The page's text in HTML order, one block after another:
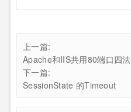
上一篇:
Apache和IIS共用80端口四法
下一篇:
SessionState 的Timeout